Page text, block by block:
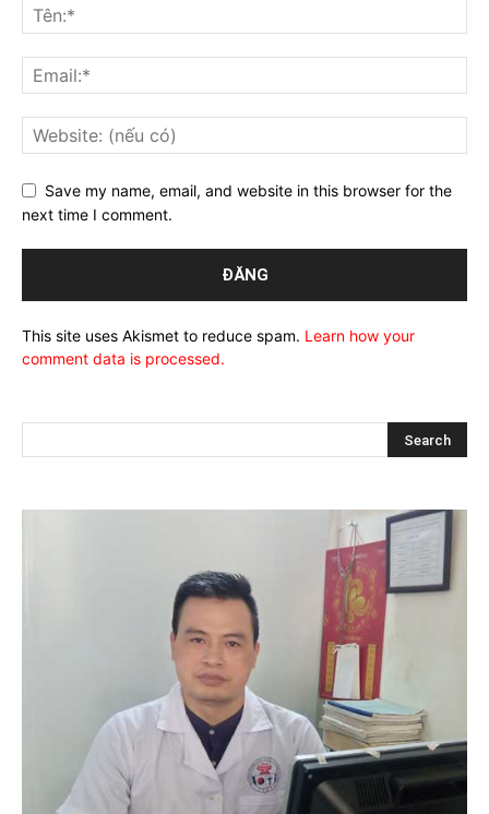
Save my name, email, and website in this browser for the
next time I comment.
This site uses Akismet to reduce spam. Learn how your
comment data is processed.